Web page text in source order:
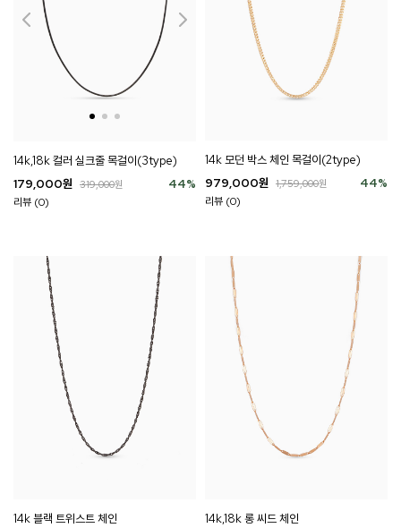
14k,18k 컬러 실크줄 목걸이(3type)
44%
179,000원 319,000원
리뷰 (0)
14k 모던 박스 체인 목걸이(2type)
44%
979,000원 1,759,000원
리뷰 (0)
14k 블랙 트위스트 체인
14k,18k 롱 씨드 체인